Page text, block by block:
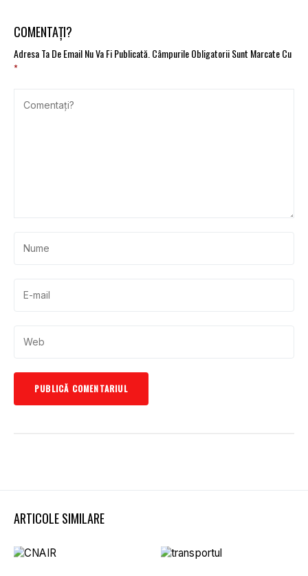
COMENTAȚI?
Adresa Ta De Email Nu Va Fi Publicată. Câmpurile Obligatorii Sunt Marcate Cu
*
ARTICOLE SIMILARE